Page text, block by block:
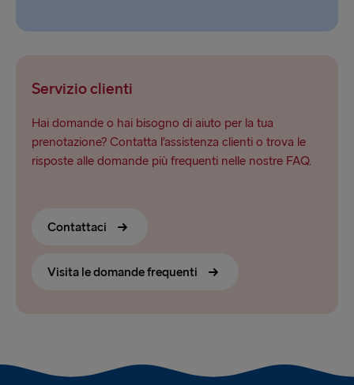
Servizio clienti
Hai domande o hai bisogno di aiuto per la tua
prenotazione? Contatta l’assistenza clienti o trova le
risposte alle domande più frequenti nelle nostre FAQ.
Contattaci
Visita le domande frequenti